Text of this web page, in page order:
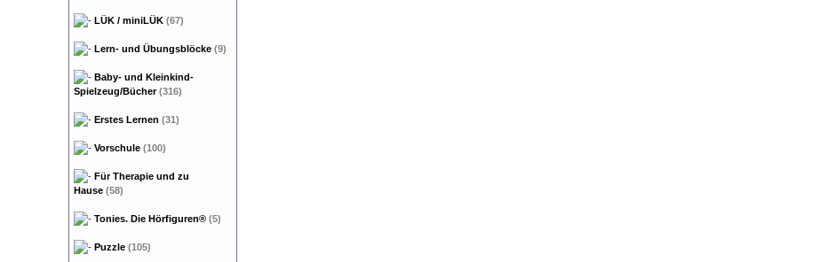
LÜK / miniLÜK (67)
Lern- und Übungsblöcke (9)
Baby- und Kleinkind-
Spielzeug/Bücher(316)
Erstes Lernen (31)
Vorschule (100)
Für Therapie und zu
Hause (58)
Tonies. Die Hörfiguren® (5)
Puzzle (105)